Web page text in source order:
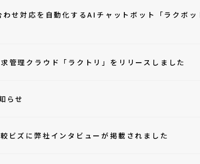
せ対応を自動化するAIチャットボット「ラクボッ
管理クラウド「ラクトリ」をリリースしました
らせ
較ビズに弊社インタビューが掲載されました